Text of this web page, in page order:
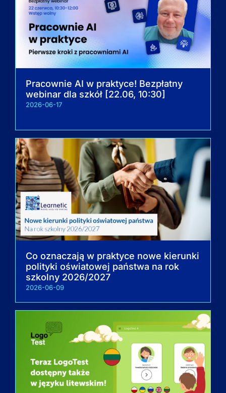
Pracownie AI w praktyce! Bezpłatny
webinar dla szkół [22.06, 10:30]
2026-06-17
Co oznaczają w praktyce nowe kierunki
polityki oświatowej państwa na rok
szkolny 2026/2027
2026-06-09